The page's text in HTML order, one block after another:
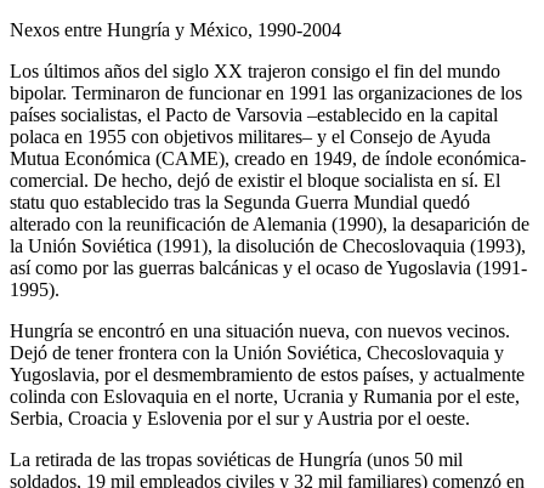
Nexos entre Hungría y México, 1990-2004
Los últimos años del siglo XX trajeron consigo el fin del mundo
bipolar. Terminaron de funcionar en 1991 las organizaciones de los
países socialistas, el Pacto de Varsovia –establecido en la capital
polaca en 1955 con objetivos militares– y el Consejo de Ayuda
Mutua Económica (CAME), creado en 1949, de índole económica-
comercial. De hecho, dejó de existir el bloque socialista en sí. El
statu quo establecido tras la Segunda Guerra Mundial quedó
alterado con la reunificación de Alemania (1990), la desaparición de
la Unión Soviética (1991), la disolución de Checoslovaquia (1993),
así como por las guerras balcánicas y el ocaso de Yugoslavia (1991-
1995).
Hungría se encontró en una situación nueva, con nuevos vecinos.
Dejó de tener frontera con la Unión Soviética, Checoslovaquia y
Yugoslavia, por el desmembramiento de estos países, y actualmente
colinda con Eslovaquia en el norte, Ucrania y Rumania por el este,
Serbia, Croacia y Eslovenia por el sur y Austria por el oeste.
La retirada de las tropas soviéticas de Hungría (unos 50 mil
soldados, 19 mil empleados civiles y 32 mil familiares) comenzó en